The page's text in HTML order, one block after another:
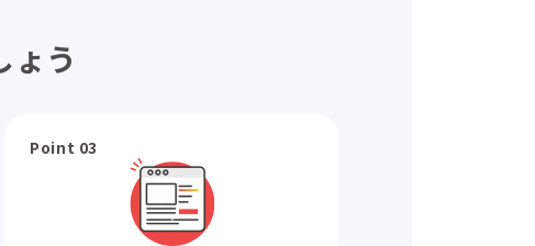
ょう
Point 03